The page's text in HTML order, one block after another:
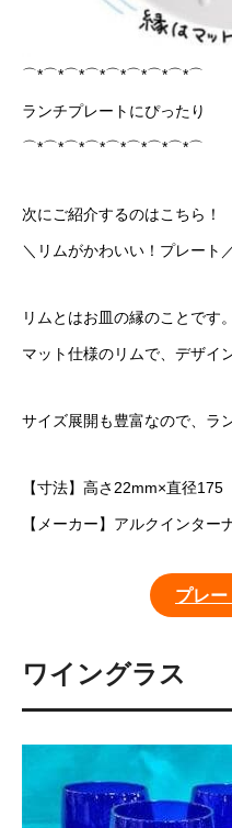
⌒*⌒*⌒*⌒*⌒*⌒*⌒*⌒*⌒
ランチプレートにぴったり
⌒*⌒*⌒*⌒*⌒*⌒*⌒*⌒*⌒
次にご紹介するのはこちら！
＼リムがかわいい！プレート
リムとはお皿の縁のことです。
マット仕様のリムで、デザイ
サイズ展開も豊富なので、ラ
【寸法】高さ22mm×直径175
【メーカー】アルクインター
プレー
ワイングラス